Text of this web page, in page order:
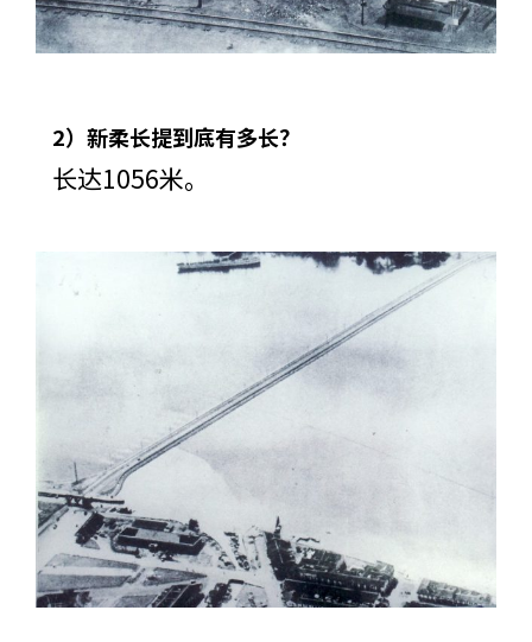
2）新柔长提到底有多长？
长达1056米。